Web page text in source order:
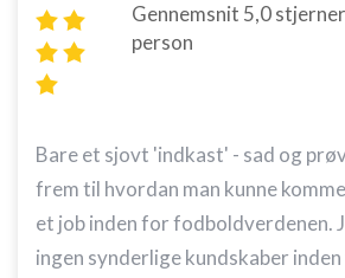
Gennemsnit 5,0
person
Bare et sjovt 'indkast' - sad og
frem til hvordan man kunne
et job inden for fodboldverdenen.
ingen synderlige kundskaber